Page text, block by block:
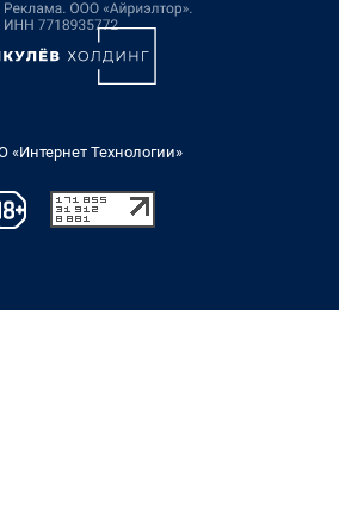
«Интернет Технологии»